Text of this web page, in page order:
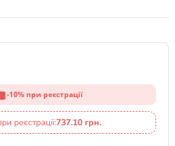
-10% при реєстрації
реєстрації:737.10 грн.